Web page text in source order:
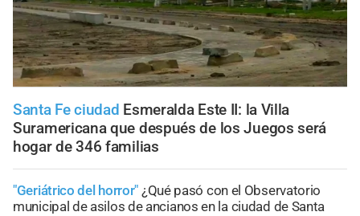
Santa Fe ciudad Esmeralda Este II: la Villa
Suramericana que después de los Juegos será
hogar de 346 familias
"Geriátrico del horror" ¿Qué pasó con el Observatorio
municipal de asilos de ancianos en la ciudad de Santa